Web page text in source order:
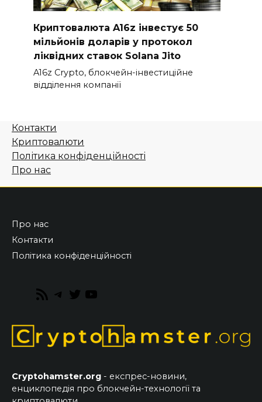
Криптовалюта A16z інвестує 50
мільйонів доларів у протокол
ліквідних ставок Solana Jito
A16z Crypto, блокчейн-інвестиційне
відділення компанії
Контакти
Криптовалюти
Політика конфіденційності
Про нас
Про нас
Контакти
Політика конфіденційності
RSS
Telegram
Twitter
Cryptohamster.org - експрес-новини,
енциклопедія про блокчейн-технології та